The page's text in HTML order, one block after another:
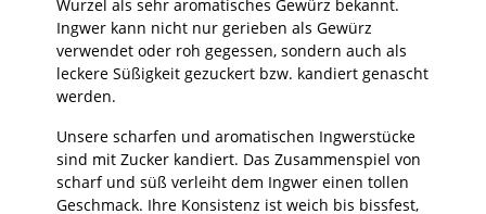
Wurzel als sehr aromatisches Gewürz bekannt.
Ingwer kann nicht nur gerieben als Gewürz
verwendet oder roh gegessen, sondern auch als
leckere Süßigkeit gezuckert bzw. kandiert genascht
werden.
Unsere scharfen und aromatischen Ingwerstücke
sind mit Zucker kandiert. Das Zusammenspiel von
scharf und süß verleiht dem Ingwer einen tollen
Geschmack. Ihre Konsistenz ist weich bis bissfest,